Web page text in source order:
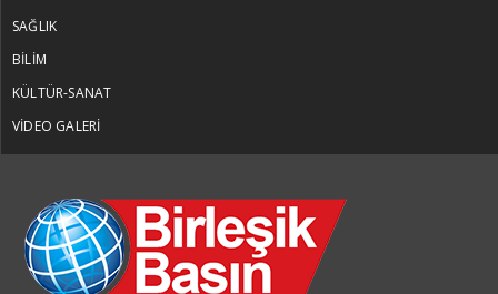
SAĞLIK
BİLİM
KÜLTÜR-SANAT
VİDEO GALERİ